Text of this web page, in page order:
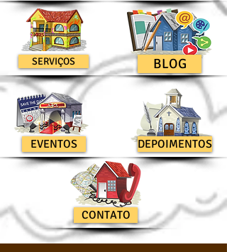
SERVIÇOS
EVENTOS
BLOG
DEPOIMENTOS
CONTATO